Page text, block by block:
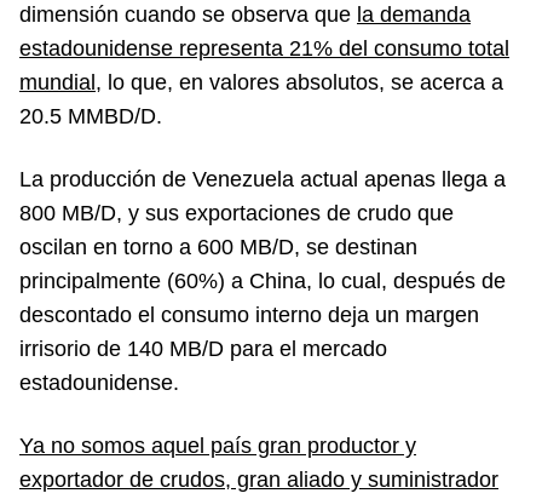
dimensión cuando se observa que la demanda
estadounidense representa 21% del consumo total
mundial, lo que, en valores absolutos, se acerca a
20.5 MMBD/D.
La producción de Venezuela actual apenas llega a
800 MB/D, y sus exportaciones de crudo que
oscilan en torno a 600 MB/D, se destinan
principalmente (60%) a China, lo cual, después de
descontado el consumo interno deja un margen
irrisorio de 140 MB/D para el mercado
estadounidense.
Ya no somos aquel país gran productor y
exportador de crudos, gran aliado y suministrador